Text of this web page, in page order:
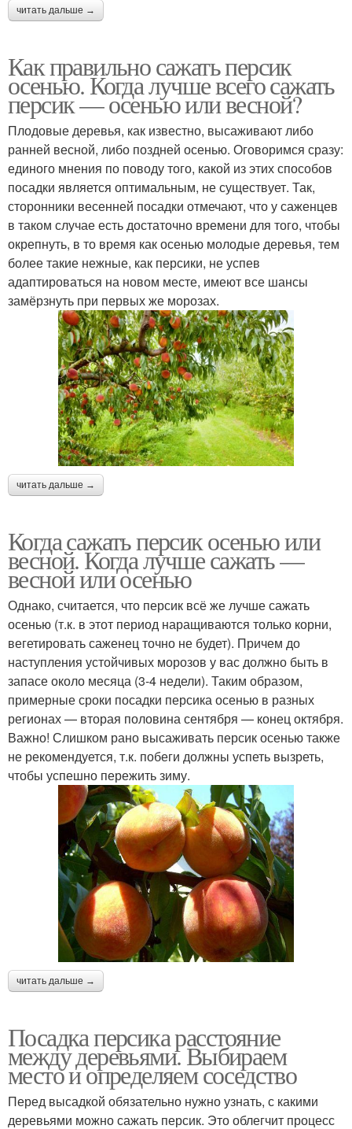
читать дальше →
Как правильно сажать персик
осенью. Когда лучше всего сажать
персик — осенью или весной?
Плодовые деревья, как известно, высаживают либо
ранней весной, либо поздней осенью. Оговоримся сразу:
единого мнения по поводу того, какой из этих способов
посадки является оптимальным, не существует. Так,
сторонники весенней посадки отмечают, что у саженцев
в таком случае есть достаточно времени для того, чтобы
окрепнуть, в то время как осенью молодые деревья, тем
более такие нежные, как персики, не успев
адаптироваться на новом месте, имеют все шансы
замёрзнуть при первых же морозах.
читать дальше →
Когда сажать персик осенью или
весной. Когда лучше сажать —
весной или осенью
Однако, считается, что персик всё же лучше сажать
осенью (т.к. в этот период наращиваются только корни,
вегетировать саженец точно не будет). Причем до
наступления устойчивых морозов у вас должно быть в
запасе около месяца (3-4 недели). Таким образом,
примерные сроки посадки персика осенью в разных
регионах — вторая половина сентября — конец октября.
Важно! Слишком рано высаживать персик осенью также
не рекомендуется, т.к. побеги должны успеть вызреть,
чтобы успешно пережить зиму.
читать дальше →
Посадка персика расстояние
между деревьями. Выбираем
место и определяем соседство
Перед высадкой обязательно нужно узнать, с какими
деревьями можно сажать персик. Это облегчит процесс